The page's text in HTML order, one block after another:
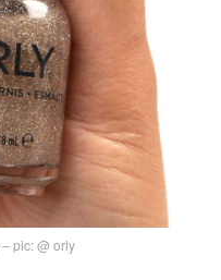
pic: @ orly